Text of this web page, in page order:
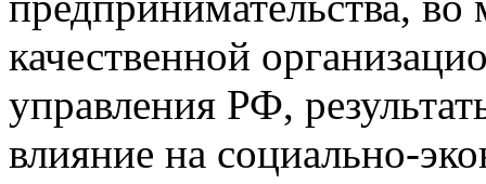
качественной
управления РФ,
влияние на социально-